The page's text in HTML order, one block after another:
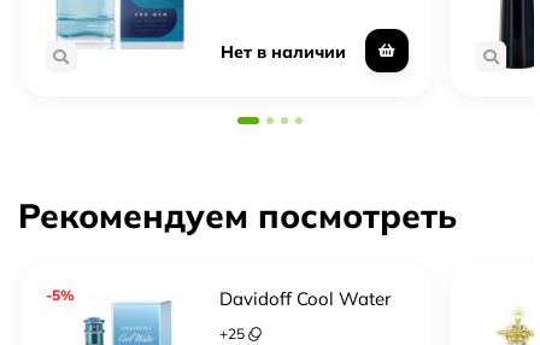
Нет в наличии
Рекомендуем посмотреть
-5% Davidoff Cool Water
+25